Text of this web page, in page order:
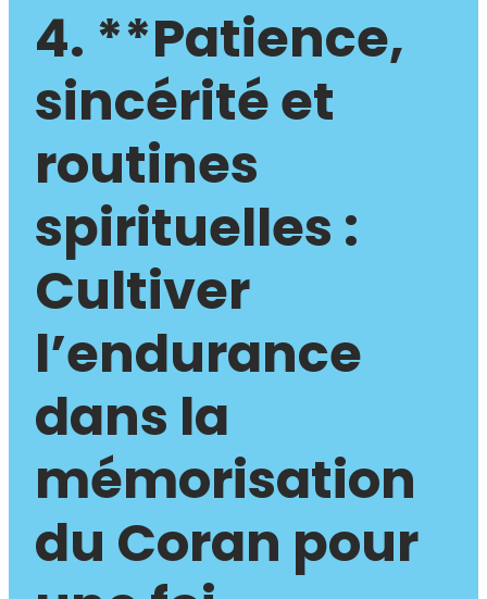
4. **Patience,
sincérité et
routines
spirituelles :
Cultiver
l’endurance
dans la
mémorisation
du Coran pour